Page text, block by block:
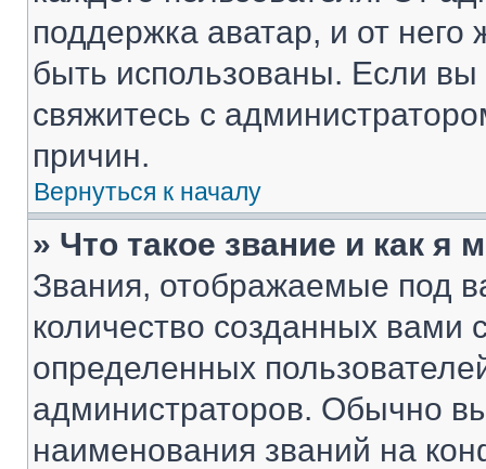
поддержка аватар, и от него
быть использованы. Если
свяжитесь с
причин.
Вернуться к началу
» Что такое звание и как я
Звания, отображаемые под
количество созданных
определенных
администраторов. Обычно
наименования званий на